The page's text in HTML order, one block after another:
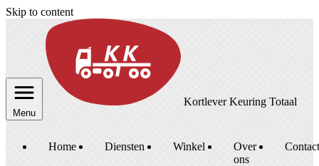
Skip to content
Menu
Kortlever Keuring Totaal
Home Diensten Winkel
Over
ons
Contact